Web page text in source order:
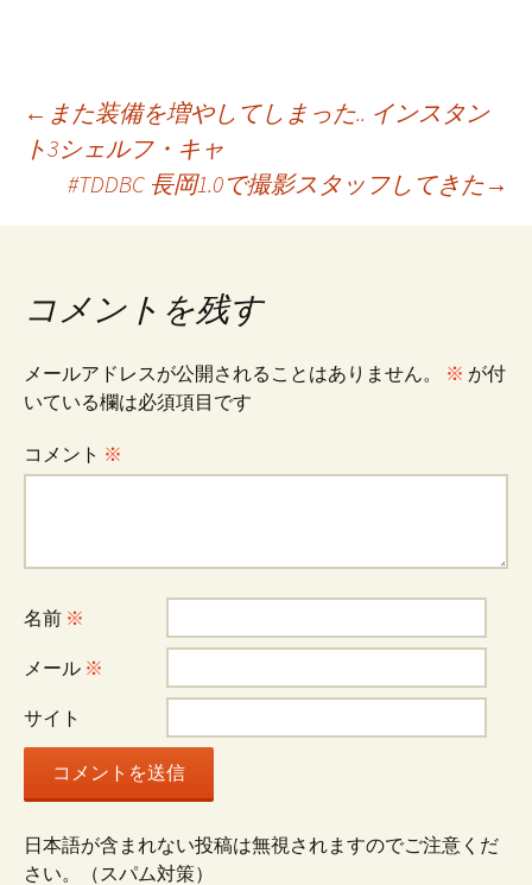
投
ビ
ゲ
ー
シ
ョ
ン
← また装備を増やしてしまった.. インスタン
ト3シェルフ・キャ
#TDDBC 長岡1.0で撮影スタッフしてきた→
コメントを残す
メールアドレスが公開されることはありません。 ※ が付
いている欄は必須項目です
コメント ※
名前 ※
メール ※
サイト
日本語が含まれない投稿は無視されますのでご注意くだ
さい。（スパム対策）